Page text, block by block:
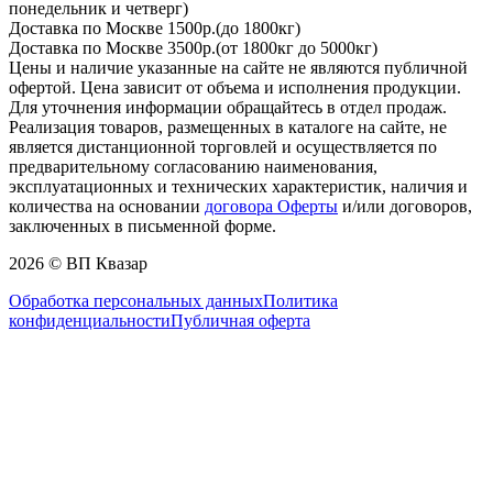
понедельник и четверг)
Доставка по Москве 1500р.(до 1800кг)
Доставка по Москве 3500р.(от 1800кг до 5000кг)
Цены и наличие указанные на сайте не являются публичной
офертой. Цена зависит от объема и исполнения продукции.
Для уточнения информации обращайтесь в отдел продаж.
Реализация товаров, размещенных в каталоге на сайте, не
является дистанционной торговлей и осуществляется по
предварительному согласованию наименования,
эксплуатационных и технических характеристик, наличия и
количества на основании договора Оферты и/или договоров,
заключенных в письменной форме.
2026 © ВП Квазар
Обработка персональных данныхПолитика
конфиденциальностиПубличная оферта